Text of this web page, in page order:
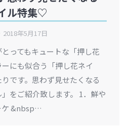
ル特集♡
2018年5月17日
ってもキュートな「押し花
にも似合う「押し花ネイ
です。思わず見せたくなる
をご紹介致します。 1．鮮や
ケ &nbsp…